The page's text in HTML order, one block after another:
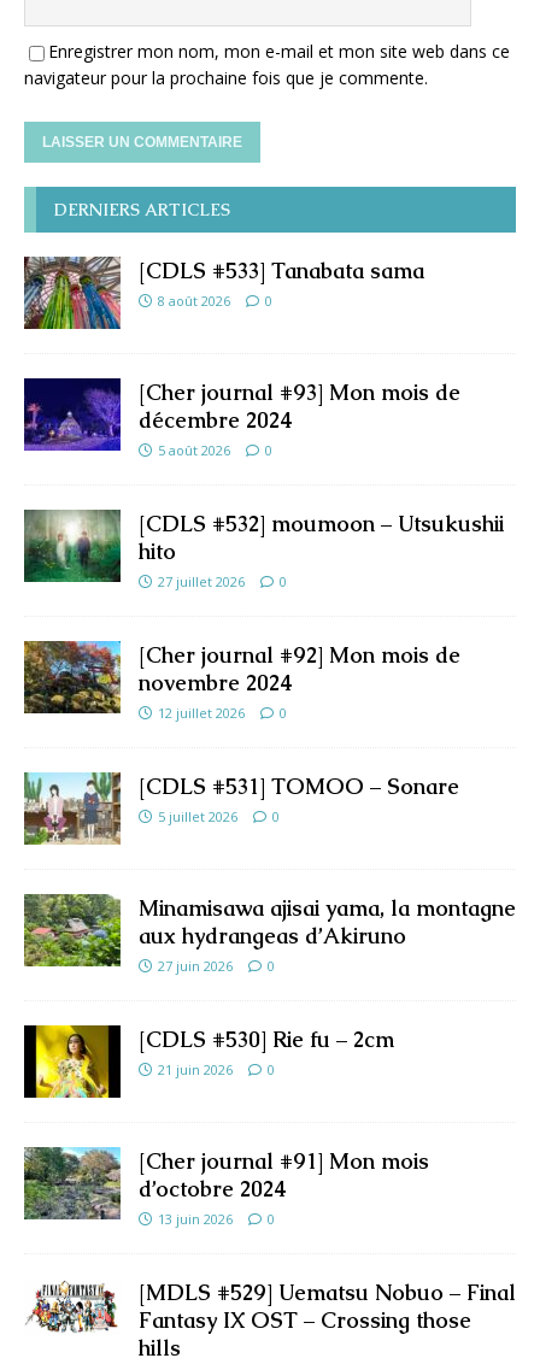
Enregistrer mon nom, mon e-mail et mon site web dans ce
navigateur pour la prochaine fois que je commente.
DERNIERS ARTICLES
[CDLS #533] Tanabata sama
8 août 2026 0
[Cher journal #93] Mon mois de
décembre 2024
5 août 2026 0
[CDLS #532] moumoon – Utsukushii
hito
27 juillet 2026 0
[Cher journal #92] Mon mois de
novembre 2024
12 juillet 2026 0
[CDLS #531] TOMOO – Sonare
5 juillet 2026 0
Minamisawa ajisai yama, la montagne
aux hydrangeas d’Akiruno
27 juin 2026 0
[CDLS #530] Rie fu – 2cm
21 juin 2026 0
[Cher journal #91] Mon mois
d’octobre 2024
13 juin 2026 0
[MDLS #529] Uematsu Nobuo – Final
Fantasy IX OST – Crossing those
hills